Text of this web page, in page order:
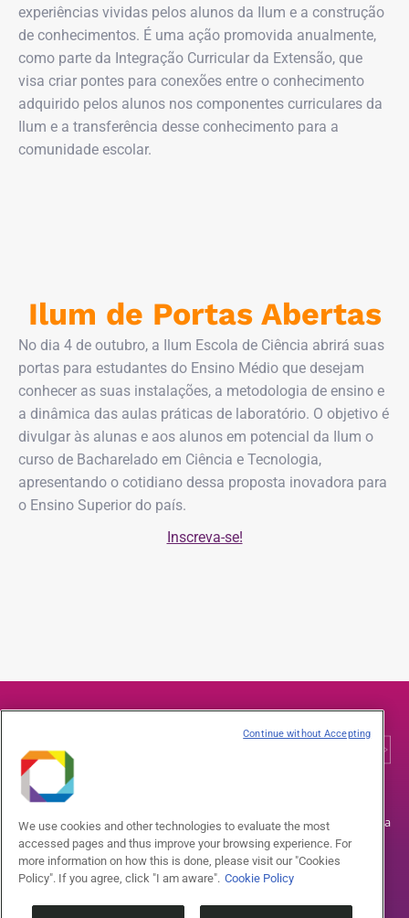
experiências vividas pelos alunos da Ilum e a construção
de conhecimentos. É uma ação promovida anualmente,
como parte da Integração Curricular da Extensão, que
visa criar pontes para conexões entre o conhecimento
adquirido pelos alunos nos componentes curriculares da
Ilum e a transferência desse conhecimento para a
comunidade escolar.
Ilum de Portas Abertas
No dia 4 de outubro, a Ilum Escola de Ciência abrirá suas
portas para estudantes do Ensino Médio que desejam
conhecer as suas instalações, a metodologia de ensino e
a dinâmica das aulas práticas de laboratório. O objetivo é
divulgar às alunas e aos alunos em potencial da Ilum o
curso de Bacharelado em Ciência e Tecnologia,
apresentando o cotidiano dessa proposta inovadora para
o Ensino Superior do país.
Inscreva-se!
A Ilum Escola de Ciência está localizada em Campinas-SP, na Rua
Lauro Vanucci, 1.020, CEP 13087-548, no bairro Santa Cândida.
Telefone: (19) 3756-9100 | (19) 99674-0142
Horário de atendimento: de segunda a sexta, das 8h às 17h
We use cookies and other technologies to evaluate the most
accessed pages and thus improve your browsing experience. For
more information on how this is done, please visit our "Cookies
Policy". If you agree, click "I am aware". Cookie Policy
Continue without Accepting